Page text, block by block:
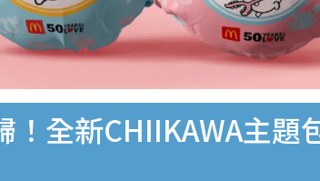
全新CHIIKAWA主題